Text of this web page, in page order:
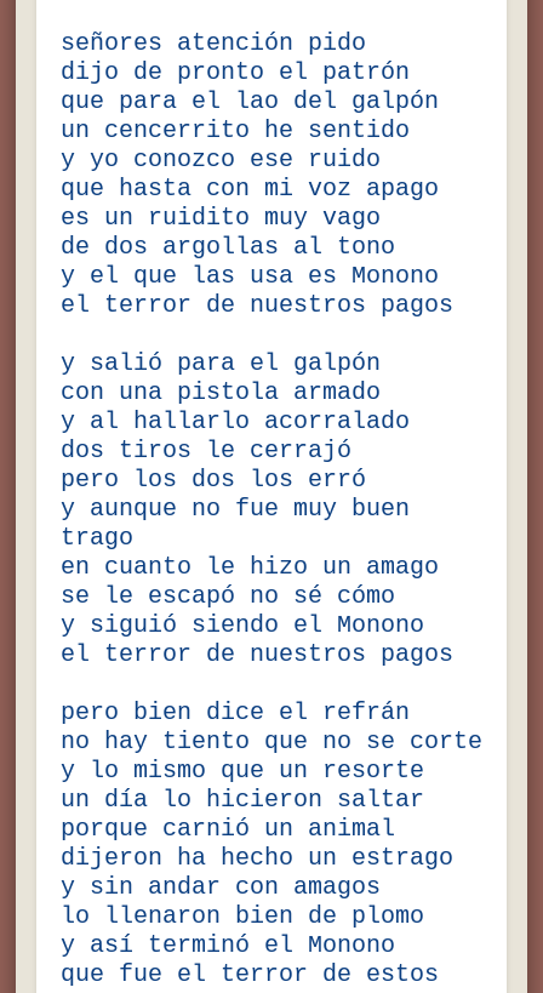
señores atención pido
dijo de pronto el patrón
que para el lao del galpón
un cencerrito he sentido
y yo conozco ese ruido
que hasta con mi voz apago
es un ruidito muy vago
de dos argollas al tono
y el que las usa es Monono
el terror de nuestros pagos
y salió para el galpón
con una pistola armado
y al hallarlo acorralado
dos tiros le cerrajó
pero los dos los erró
y aunque no fue muy buen
trago
en cuanto le hizo un amago
se le escapó no sé cómo
y siguió siendo el Monono
el terror de nuestros pagos
pero bien dice el refrán
no hay tiento que no se corte
y lo mismo que un resorte
un día lo hicieron saltar
porque carnió un animal
dijeron ha hecho un estrago
y sin andar con amagos
lo llenaron bien de plomo
y así terminó el Monono
que fue el terror de estos